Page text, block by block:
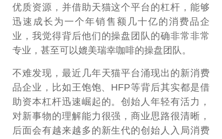
优质资源，并借助天猫这个平台的杠杆，能够
迅速成长为一个年销售额几十亿的消费品企
业，我觉得背后他们的操盘团队的确非常非常
专业，甚至可以媲美瑞幸咖啡的操盘团队。
不难发现，最近几年天猫平台涌现出的新消费
品企业，比如王饱饱、HFP等背后其实都是借
助资本杠杆迅速崛起的。创始人年轻有活力，
对新事物的理解能力很强，商业思路很清晰，
后面会有越来越多的新生代的创始人入局消费